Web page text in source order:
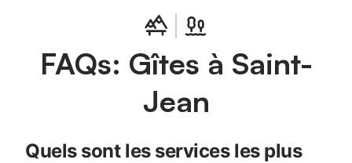
FAQs: Gîtes à Saint-
Jean
Quels sont les services les plus